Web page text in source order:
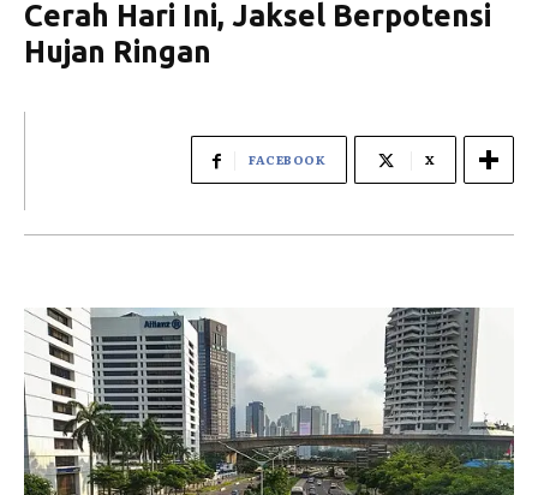
Cerah Hari Ini, Jaksel Berpotensi
Hujan Ringan
FACEBOOK X